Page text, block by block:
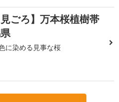
見ごろ】万本桜植樹帯
に染める見事な桜